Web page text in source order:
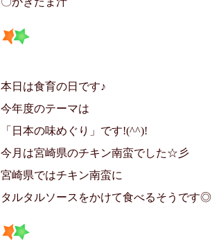
本日は食育の日です♪
今年度のテーマは
「日本の味めぐり」です!(^^)!
今月は宮崎県のチキン南蛮でした☆彡
宮崎県ではチキン南蛮に
タルタルソースをかけて食べるそうです◎